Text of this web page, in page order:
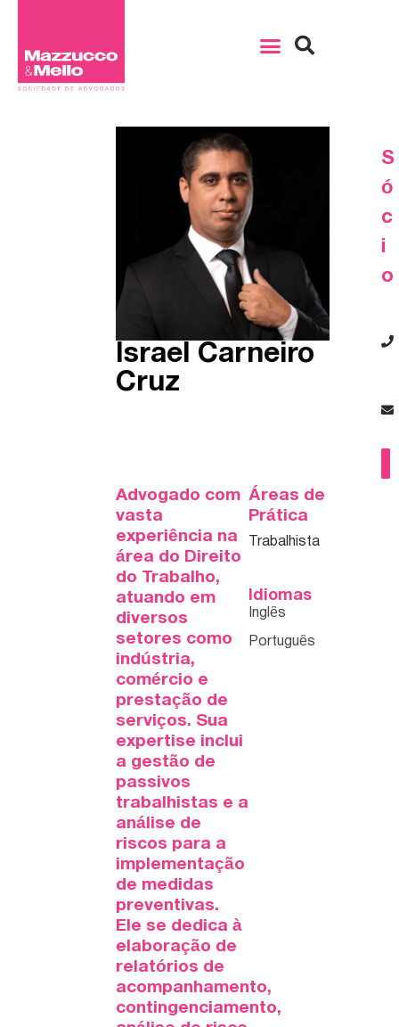
Israel Carneiro
Cruz
S
ó
c
i
o
Advogado com
vasta
experiência na
área do Direito
do Trabalho,
atuando em
diversos
setores como
indústria,
comércio e
prestação de
serviços. Sua
expertise inclui
a gestão de
passivos
trabalhistas e a
análise de
riscos para a
implementação
de medidas
preventivas.
Ele se dedica à
elaboração de
relatórios de
acompanhamento,
contingenciamento,
Áreas de
Prática
Trabalhista
Idiomas